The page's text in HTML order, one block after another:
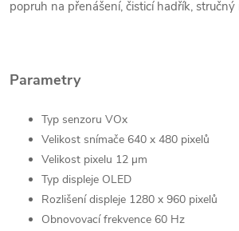
popruh na přenášení, čisticí hadřík,
Parametry
Typ senzoru VOx
Velikost snímače 640 x 480 pixelů
Velikost pixelu 12 µm
Typ displeje OLED
Rozlišení displeje 1280 x 960 pixelů
Obnovovací frekvence 60 Hz